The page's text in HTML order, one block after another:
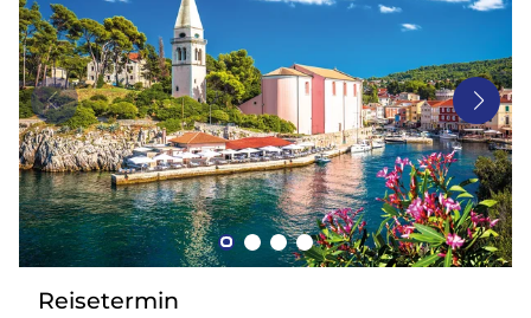
Busreisen
Bus mieten
Gutscheine
Kontakt
Reisetermin